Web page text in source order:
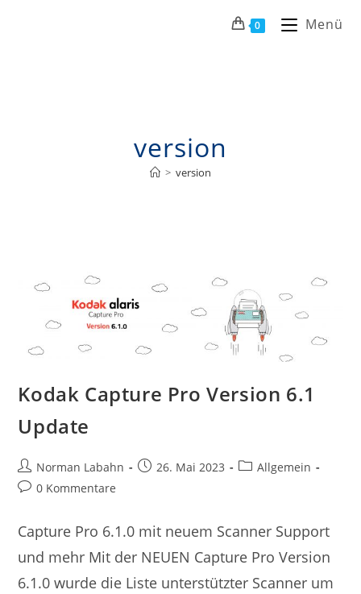
0 Menü
version
> version
Kodak Capture Pro Version 6.1
Update
Norman Labahn 26. Mai 2023
Allgemein
0 Kommentare
Capture Pro 6.1.0 mit neuem Scanner Support
und mehr Mit der NEUEN Capture Pro Version
6.1.0 wurde die Liste unterstützter Scanner um